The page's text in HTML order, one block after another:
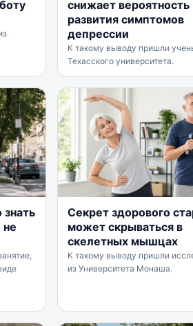
снижает вероятность
развития симптомов
депрессии
К такому выводу пришли
Техасского университета.
знать
не
Секрет здорового
может скрываться в
скелетных мышцах
К такому выводу пришли
из Университета Монаша.